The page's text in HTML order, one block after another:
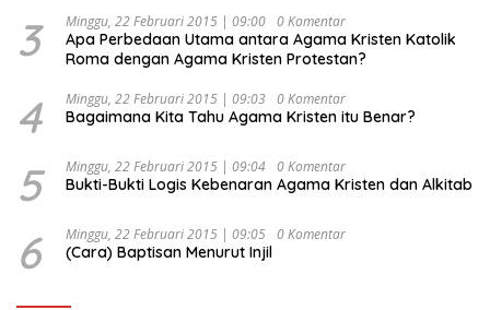
Indonesia Emas 2045”,
3 Minggu, 22 Februari 2015 | 09:00 0 Komentar
Apa Perbedaan Utama antara Agama Kristen Katolik
Roma dengan Agama Kristen Protestan?
4 Minggu, 22 Februari 2015 | 09:03 0 Komentar
Bagaimana Kita Tahu Agama Kristen itu Benar?
5 Minggu, 22 Februari 2015 | 09:04 0 Komentar
Bukti-Bukti Logis Kebenaran Agama Kristen dan Alkitab
6 Minggu, 22 Februari 2015 | 09:05 0 Komentar
(Cara) Baptisan Menurut Injil